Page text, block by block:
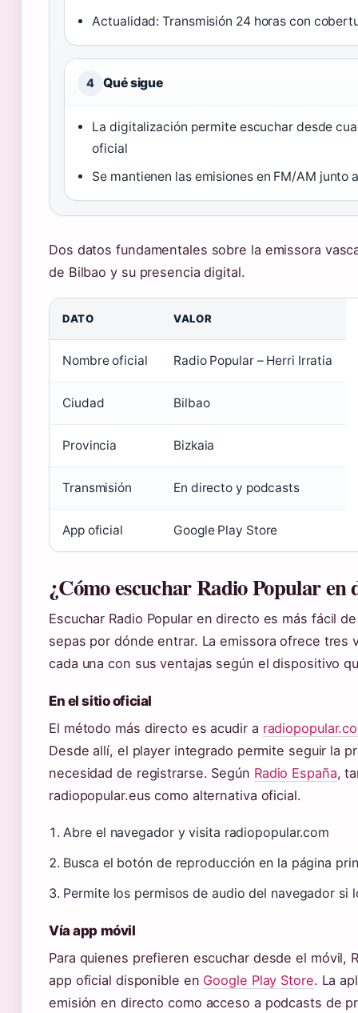
Actualidad: Transmisión 24 horas con
4 Qué sigue
La digitalización permite escuchar desde
oficial
Se mantienen las emisiones en FM/AM junto
Dos datos fundamentales sobre la emissora
de Bilbao y su presencia digital.
DATO VALOR
Nombre oficial Radio Popular – Herri Irratia
Ciudad Bilbao
Provincia Bizkaia
Transmisión En directo y podcasts
App oficial Google Play Store
¿Cómo escuchar Radio Popular en
Escuchar Radio Popular en directo es más fácil
sepas por dónde entrar. La emissora ofrece tres
cada una con sus ventajas según el dispositivo
En el sitio oficial
El método más directo es acudir a
Desde allí, el player integrado permite seguir la
necesidad de registrarse. Según Radio España,
radiopopular.eus como alternativa oficial.
Abre el navegador y visita radiopopular.com
Busca el botón de reproducción en la página
Permite los permisos de audio del navegador si
Vía app móvil
Para quienes prefieren escuchar desde el móvil,
app oficial disponible en Google Play Store. La
emisión en directo como acceso a podcasts de